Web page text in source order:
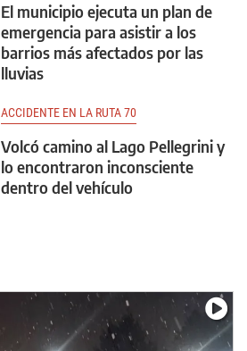
El municipio ejecuta un plan de
emergencia para asistir a los
barrios más afectados por las
lluvias
ACCIDENTE EN LA RUTA 70
Volcó camino al Lago Pellegrini y
lo encontraron inconsciente
dentro del vehículo